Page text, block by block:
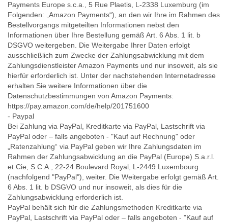
Payments Europe s.c.a., 5 Rue Plaetis, L-2338 Luxemburg (im
Folgenden: „Amazon Payments“), an den wir Ihre im Rahmen des
Bestellvorgangs mitgeteilten Informationen nebst den
Informationen über Ihre Bestellung gemäß Art. 6 Abs. 1 lit. b
DSGVO weitergeben. Die Weitergabe Ihrer Daten erfolgt
ausschließlich zum Zwecke der Zahlungsabwicklung mit dem
Zahlungsdienstleister Amazon Payments und nur insoweit, als sie
hierfür erforderlich ist. Unter der nachstehenden Internetadresse
erhalten Sie weitere Informationen über die
Datenschutzbestimmungen von Amazon Payments:
https://pay.amazon.com/de/help/201751600
- Paypal
Bei Zahlung via PayPal, Kreditkarte via PayPal, Lastschrift via
PayPal oder – falls angeboten - "Kauf auf Rechnung" oder
„Ratenzahlung“ via PayPal geben wir Ihre Zahlungsdaten im
Rahmen der Zahlungsabwicklung an die PayPal (Europe) S.a.r.l.
et Cie, S.C.A., 22-24 Boulevard Royal, L-2449 Luxembourg
(nachfolgend "PayPal"), weiter. Die Weitergabe erfolgt gemäß Art.
6 Abs. 1 lit. b DSGVO und nur insoweit, als dies für die
Zahlungsabwicklung erforderlich ist.
PayPal behält sich für die Zahlungsmethoden Kreditkarte via
PayPal, Lastschrift via PayPal oder – falls angeboten - "Kauf auf